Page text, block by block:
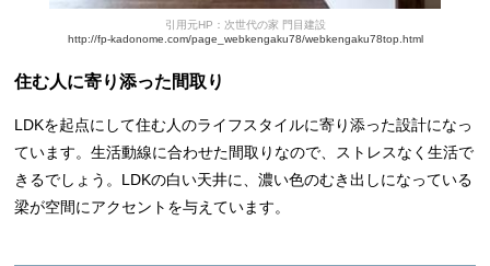
引用元HP：次世代の家 門目建設
http://fp-kadonome.com/page_webkengaku78/webkengaku78top.html
住む人に寄り添った間取り
LDKを起点にして住む人のライフスタイルに寄り添った設計になっ
ています。生活動線に合わせた間取りなので、ストレスなく生活で
きるでしょう。LDKの白い天井に、濃い色のむき出しになっている
梁が空間にアクセントを与えています。